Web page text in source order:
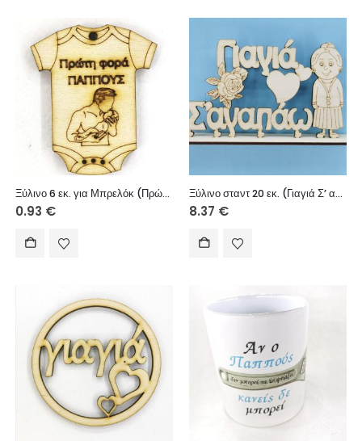
Ξύλινο 6 εκ. για Μπρελόκ (Πρώτη φορά ΠΑΠΠΟΥΣ)
0.93 €
Ξύλινο σταντ 20 εκ. (Γιαγιά Σ’ αγαπάω)
8.37 €